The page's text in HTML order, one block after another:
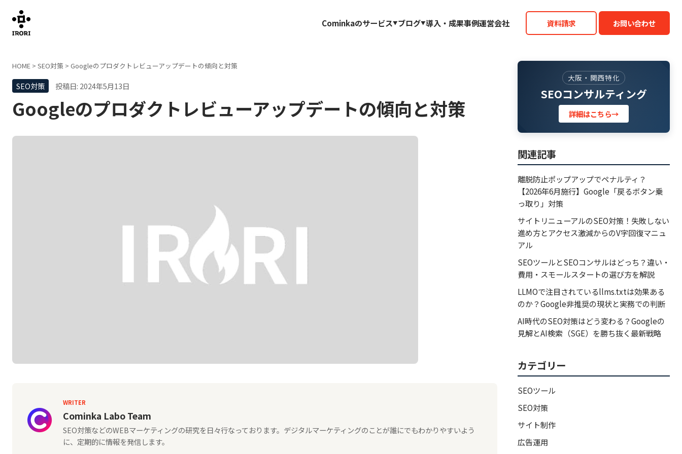
Cominkaのサービス ブログ 導入・成果事例運営会社 資料請求 お問い合わせ
HOME > SEO対策 > Googleのプロダクトレビューアップデートの傾向と対策
SEO対策 投稿日: 2024年5月13日
Googleのプロダクトレビューアップデートの傾向と対策
WRITER
Cominka Labo Team
SEO対策などのWEBマーケティングの研究を日々行なっております。デジタルマーケティングのことが誰にでもわかりやすいよう
に、定期的に情報を発信します。
大阪・関西特化
SEOコンサルティング
詳細はこちら→
関連記事
離脱防止ポップアップでペナルティ？
【2026年6月施行】Google「戻るボタン乗
っ取り」対策
サイトリニューアルのSEO対策！失敗しない
進め方とアクセス激減からのV字回復マニュ
アル
SEOツールとSEOコンサルはどっち？違い・
費用・スモールスタートの選び方を解説
LLMOで注目されているllms.txtは効果ある
のか？Google非推奨の現状と実務での判断
AI時代のSEO対策はどう変わる？Googleの
見解とAI検索（SGE）を勝ち抜く最新戦略
カテゴリー
SEOツール
SEO対策
サイト制作
広告運用